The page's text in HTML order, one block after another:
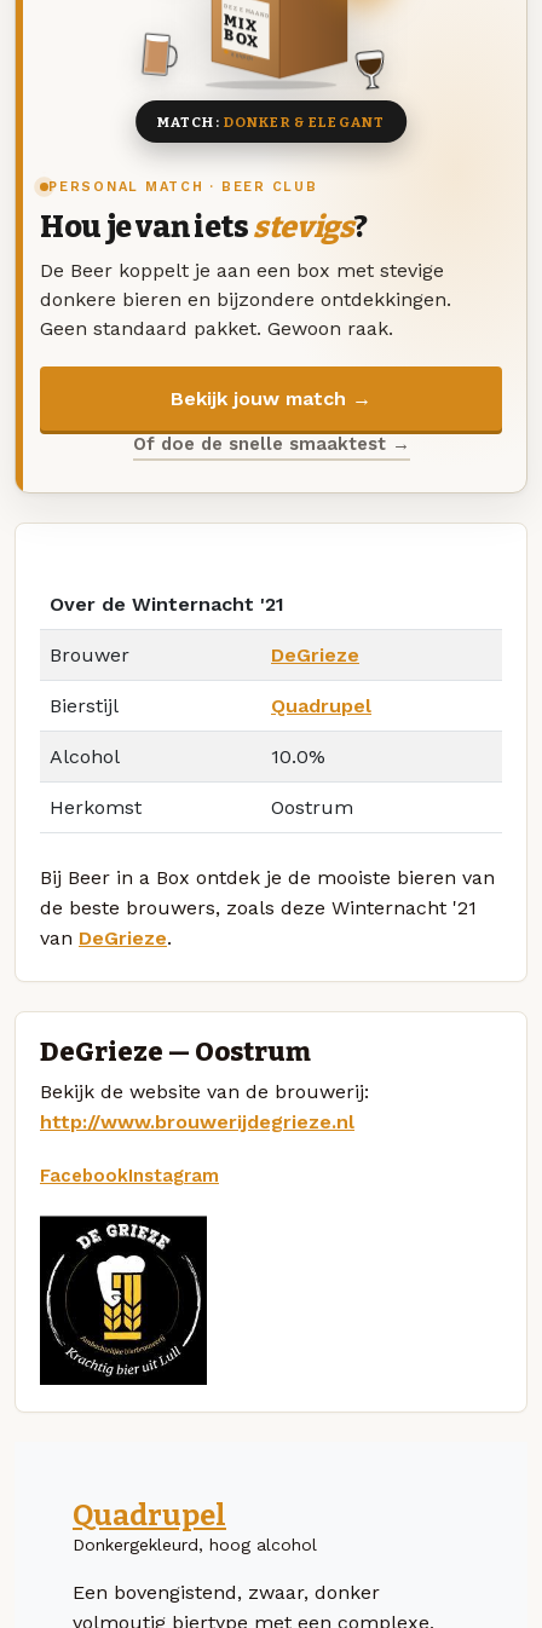
PERSONAL MATCH · BEER CLUB
Hou je van ietsstevigs?
De Beer koppelt je aan een box met stevige
donkere bieren en bijzondere ontdekkingen.
Geen standaard pakket. Gewoon raak.
Bekijk jouw match →
Of doe de snelle smaaktest →
DEZE MAAND
MIX
BOX
8 BIEREN
MATCH: DONKER & ELEGANT
Over de Winternacht '21
Brouwer DeGrieze
Bierstijl Quadrupel
Alcohol 10.0%
Herkomst Oostrum
Bij Beer in a Box ontdek je de mooiste bieren van
de beste brouwers, zoals deze Winternacht '21
van DeGrieze.
DeGrieze — Oostrum
Bekijk de website van de brouwerij:
http://www.brouwerijdegrieze.nl
FacebookInstagram
Quadrupel
Donkergekleurd, hoog alcohol
Een bovengistend, zwaar, donker
volmoutig biertype met een complexe,